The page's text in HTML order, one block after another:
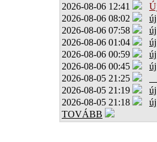
2026-08-06 12:41
2026-08-06 08:02
2026-08-06 07:58
2026-08-06 01:04
2026-08-06 00:59
2026-08-06 00:45
2026-08-05 21:25
2026-08-05 21:19
2026-08-05 21:18
TOVÁBB